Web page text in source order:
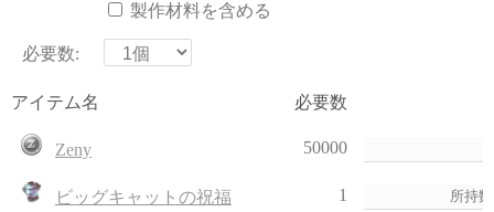
製作材料を含める
必要数:
アイテム名 必要数
Zeny 50000
ビッグキャットの祝福 1